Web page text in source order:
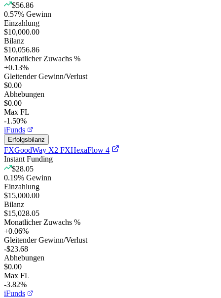
$56.86
0.57% Gewinn
Einzahlung
$10,000.00
Bilanz
$10,056.86
Monatlicher Zuwachs %
+0.13%
Gleitender Gewinn/Verlust
$0.00
Abhebungen
$0.00
Max FL
-1.50%
iFunds
Erfolgsbilanz
FXGoodWay X2 FXHexaFlow 4
Instant Funding
$28.05
0.19% Gewinn
Einzahlung
$15,000.00
Bilanz
$15,028.05
Monatlicher Zuwachs %
+0.06%
Gleitender Gewinn/Verlust
-$23.68
Abhebungen
$0.00
Max FL
-3.82%
iFunds